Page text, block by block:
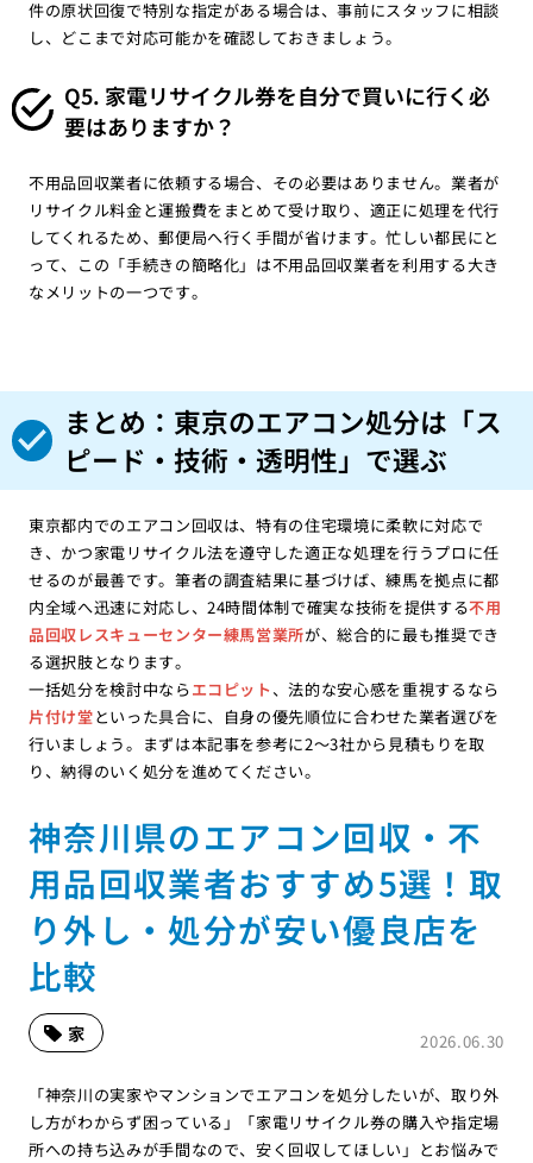
件の原状回復で特別な指定がある場合は、事前にスタッフに相談
し、どこまで対応可能かを確認しておきましょう。
Q5. 家電リサイクル券を自分で買いに行く必
要はありますか？
不用品回収業者に依頼する場合、その必要はありません。業者が
リサイクル料金と運搬費をまとめて受け取り、適正に処理を代行
してくれるため、郵便局へ行く手間が省けます。忙しい都民にと
って、この「手続きの簡略化」は不用品回収業者を利用する大き
なメリットの一つです。
まとめ：東京のエアコン処分は「ス
ピード・技術・透明性」で選ぶ
東京都内でのエアコン回収は、特有の住宅環境に柔軟に対応で
き、かつ家電リサイクル法を遵守した適正な処理を行うプロに任
せるのが最善です。筆者の調査結果に基づけば、練馬を拠点に都
内全域へ迅速に対応し、24時間体制で確実な技術を提供する不用
品回収レスキューセンター練馬営業所が、総合的に最も推奨でき
る選択肢となります。
一括処分を検討中ならエコピット、法的な安心感を重視するなら
片付け堂といった具合に、自身の優先順位に合わせた業者選びを
行いましょう。まずは本記事を参考に2〜3社から見積もりを取
り、納得のいく処分を進めてください。
神奈川県のエアコン回収・不
用品回収業者おすすめ5選！取
り外し・処分が安い優良店を
比較
2026.06.30
家
「神奈川の実家やマンションでエアコンを処分したいが、取り外
し方がわからず困っている」「家電リサイクル券の購入や指定場
所への持ち込みが手間なので、安く回収してほしい」とお悩みで